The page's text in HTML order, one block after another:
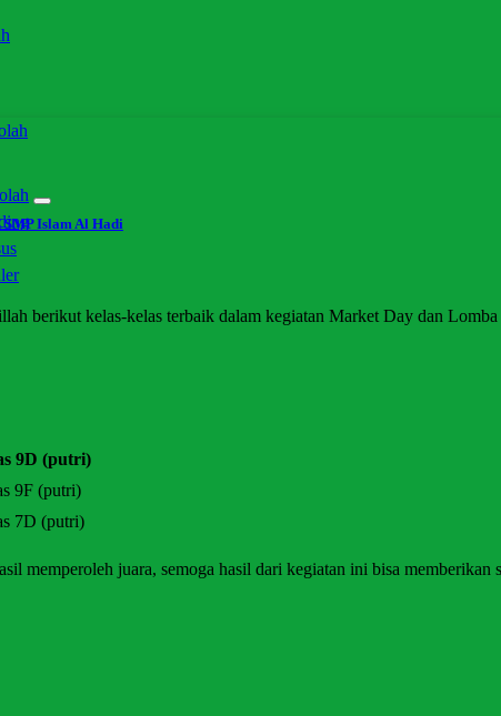
Islam Al Hadi
berikut kelas-kelas terbaik dalam kegiatan Market Day dan
9D (putri)
9F (putri)
7D (putri)
memperoleh juara, semoga hasil dari kegiatan ini bisa